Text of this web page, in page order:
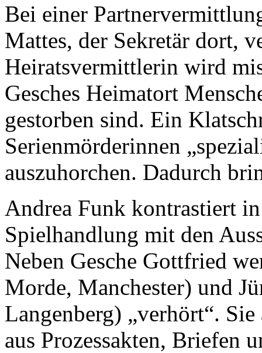
Bei einer
Mattes, der Sekretär dort,
Heiratsvermittlerin wird
Gesches Heimatort
gestorben sind. Ein
Serienmörderinnen
auszuhorchen. Dadurch
Andrea Funk kontrastiert
Spielhandlung mit den
Neben Gesche Gottfried
Morde, Manchester) und
Langenberg) „verhört“.
aus Prozessakten, Briefen